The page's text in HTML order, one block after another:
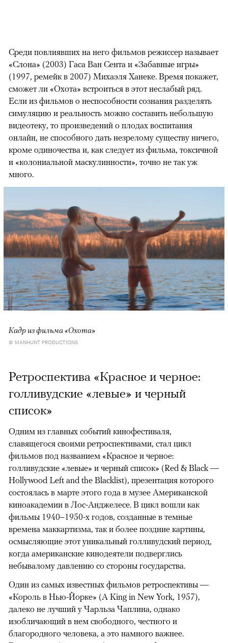
Среди повлиявших на него фильмов режиссер называет
«Слона» (2003) Гаса Ван Сента и «Забавные игры»
(1997, ремейк в 2007) Михаэля Ханеке. Время покажет,
сможет ли «Охота» встроиться в этот неслабый ряд.
Если из фильмов о неспособности сознания разделять
симуляцию и реальность можно составить небольшую
видеотеку, то произведений о плодах воспитания
онлайн, не способного дать незрелому существу ничего,
кроме одиночества и, как следует из фильма, токсичной
и «колониальной маскулинности», точно не так уж
много.
Кадр из фильма «Охота»
© MANHUNT PRODUCTIONS
Ретроспектива «Красное и черное:
голливудские «левые» и черный
список»
Одним из главных событий кинофестиваля,
славящегося своими ретроспективами, стал цикл
фильмов под названием «Красное и черное:
голливудские «левые» и черный список» (Red & Black —
Hollywood Left and the Blacklist), презентация которого
состоялась в марте этого года в музее Американской
киноакадемии в Лос-Анджелесе. В цикл вошли как
фильмы 1940–1950-х годов, созданные в темные
времена маккартизма, так и более поздние картины,
осмысляющие этот уникальный голливудский период,
когда американские кинодеятели подверглись
небывалому давлению со стороны государства.
Один из самых известных фильмов ретроспективы —
«Король в Нью-Йорке» (A King in New York, 1957),
далеко не лучший у Чарльза Чаплина, однако
изобличающий в нем свободного, честного и
благородного человека, а это намного важнее.